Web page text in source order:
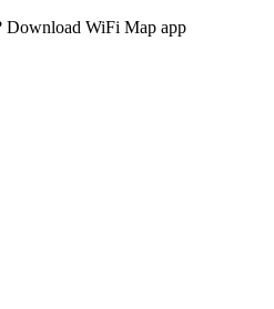
Download WiFi Map app